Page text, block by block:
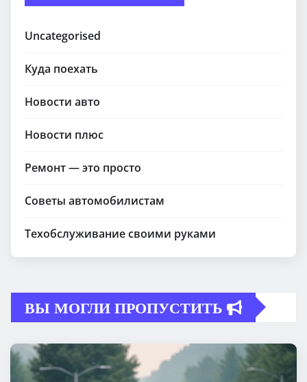
Uncategorised
Куда поехать
Новости авто
Новости плюс
Ремонт — это просто
Советы автомобилистам
Техобслуживание своими руками
ВЫ МОГЛИ ПРОПУСТИТЬ